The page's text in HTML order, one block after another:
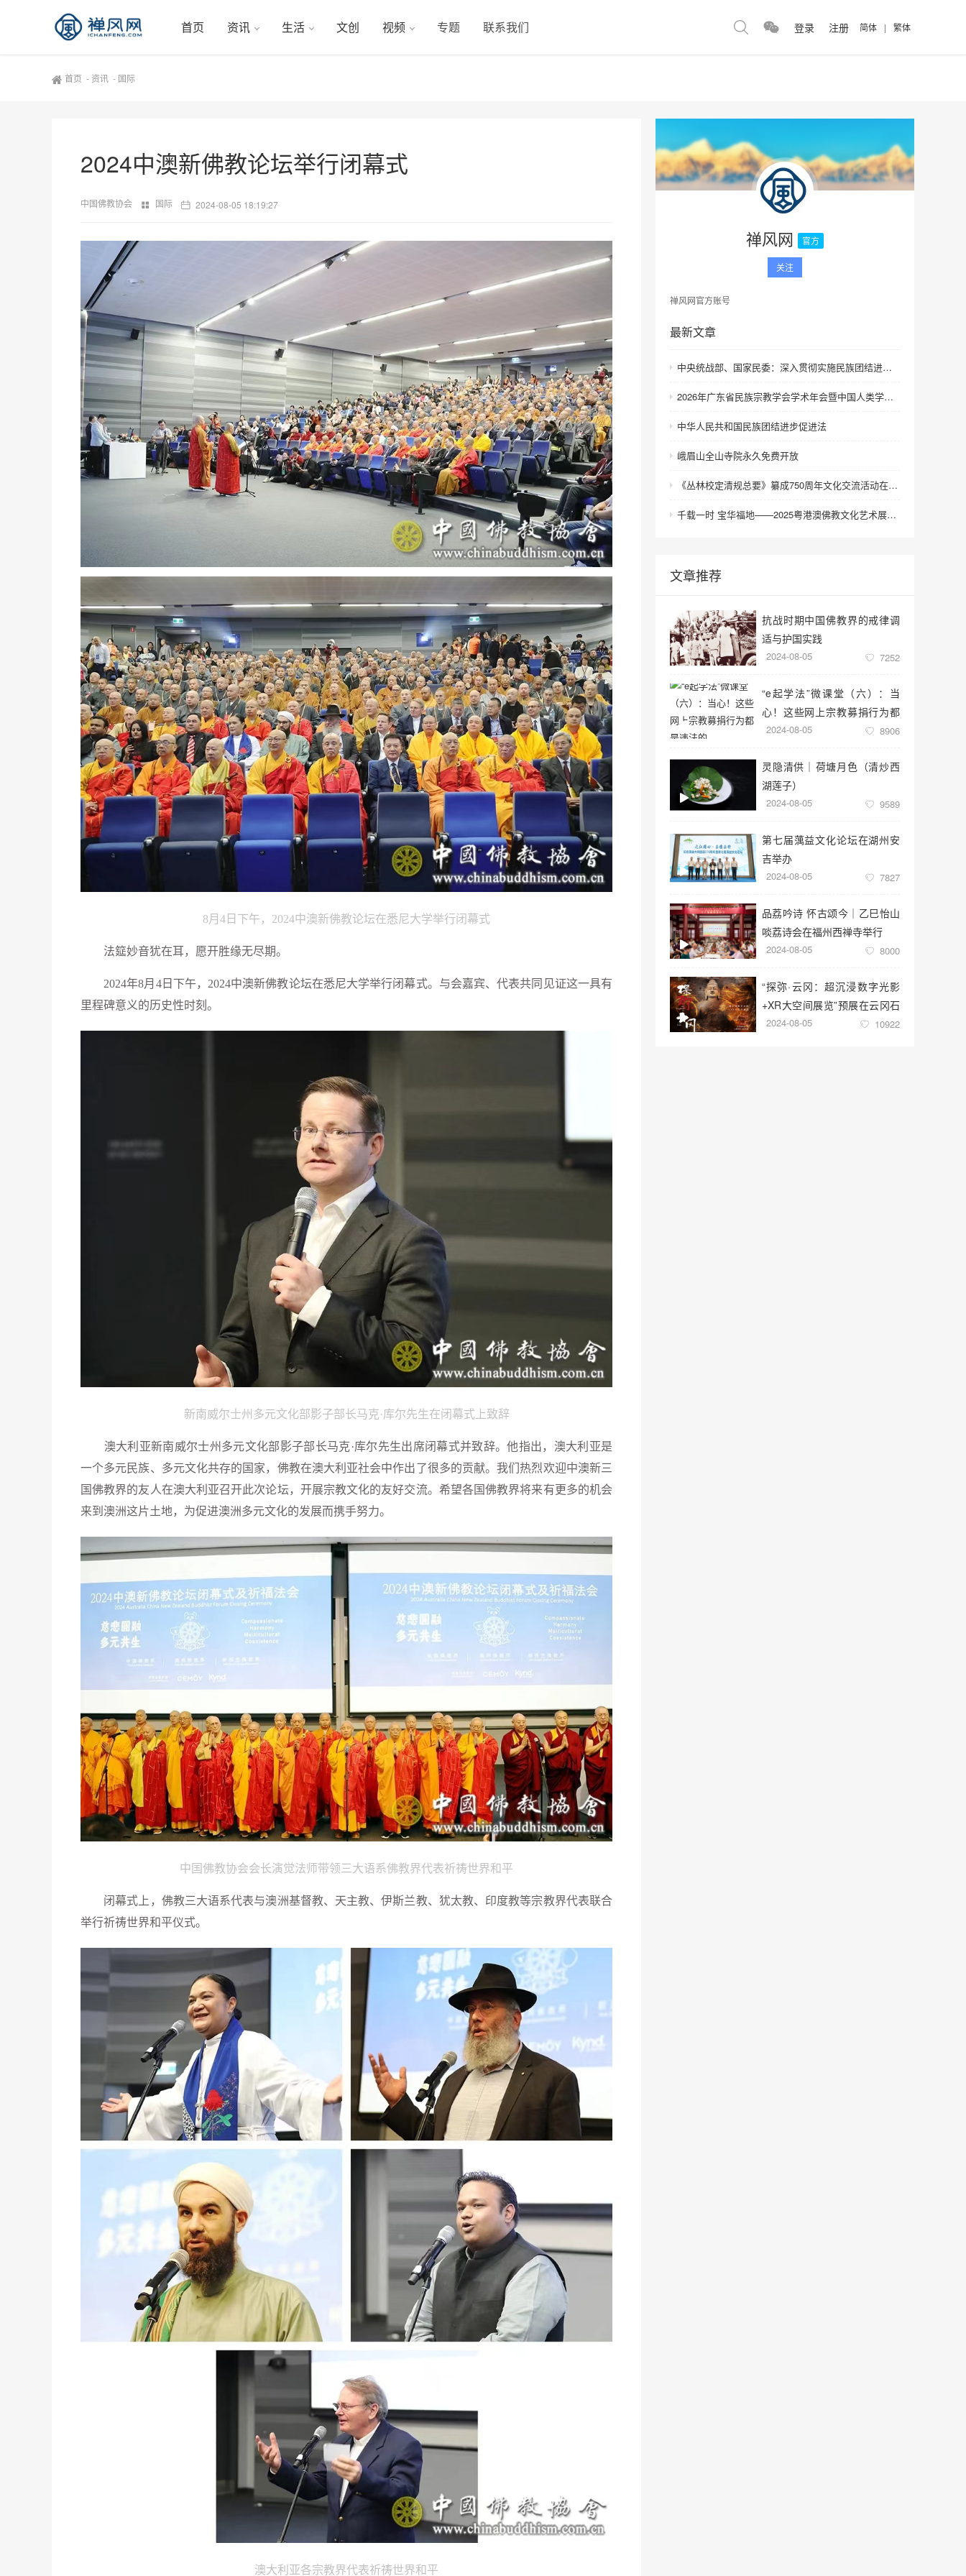
首页 资讯 生活 文创 视频 专题 联系我们 登录 注册 简体 | 繁体
首页 - 资讯 - 国际
2024中澳新佛教论坛举行闭幕式
中国佛教协会 国际 2024-08-05 18:19:27
8月4日下午，2024中澳新佛教论坛在悉尼大学举行闭幕式
法筵妙音犹在耳，愿开胜缘无尽期。
2024年8月4日下午，2024中澳新佛教论坛在悉尼大学举行闭幕式。与会嘉宾、代表共同见证这一具有
里程碑意义的历史性时刻。
新南威尔士州多元文化部影子部长马克·库尔先生在闭幕式上致辞
澳大利亚新南威尔士州多元文化部影子部长马克·库尔先生出席闭幕式并致辞。他指出，澳大利亚是
一个多元民族、多元文化共存的国家，佛教在澳大利亚社会中作出了很多的贡献。我们热烈欢迎中澳新三
国佛教界的友人在澳大利亚召开此次论坛，开展宗教文化的友好交流。希望各国佛教界将来有更多的机会
来到澳洲这片土地，为促进澳洲多元文化的发展而携手努力。
中国佛教协会会长演觉法师带领三大语系佛教界代表祈祷世界和平
闭幕式上，佛教三大语系代表与澳洲基督教、天主教、伊斯兰教、犹太教、印度教等宗教界代表联合
举行祈祷世界和平仪式。
澳大利亚各宗教界代表祈祷世界和平
禅风网 官方
关注
禅风网官方账号
最新文章
中央统战部、国家民委：深入贯彻实施民族团结进步促进法 进一步增强中华民族凝聚力向心力
2026年广东省民族宗教学会学术年会暨中国人类学民族学研究会城市民族工作研究专业委员会更名会议在深圳召开
中华人民共和国民族团结进步促进法
峨眉山全山寺院永久免费开放
《丛林校定清规总要》纂成750周年文化交流活动在浙江金华举行
千载一时 宝华福地——2025粤港澳佛教文化艺术展在港澳成功举办
文章推荐
抗战时期中国佛教界的戒律调
适与护国实践
2024-08-05 7252
“e起学法”微课堂（六）：当
心！这些网上宗教募捐行为都
是违法的
2024-08-05 8906
灵隐清供｜​荷塘月色（清炒西
湖莲子）
2024-08-05 9589
第七届蕅益文化论坛在湖州安
吉举办
2024-08-05 7827
品荔吟诗 怀古颂今｜乙巳怡山
啖荔诗会在福州西禅寺举行
2024-08-05 8000
“探弥·云冈：超沉浸数字光影
+XR大空间展览”预展在云冈石
窟云冈美术馆启幕
2024-08-05 10922